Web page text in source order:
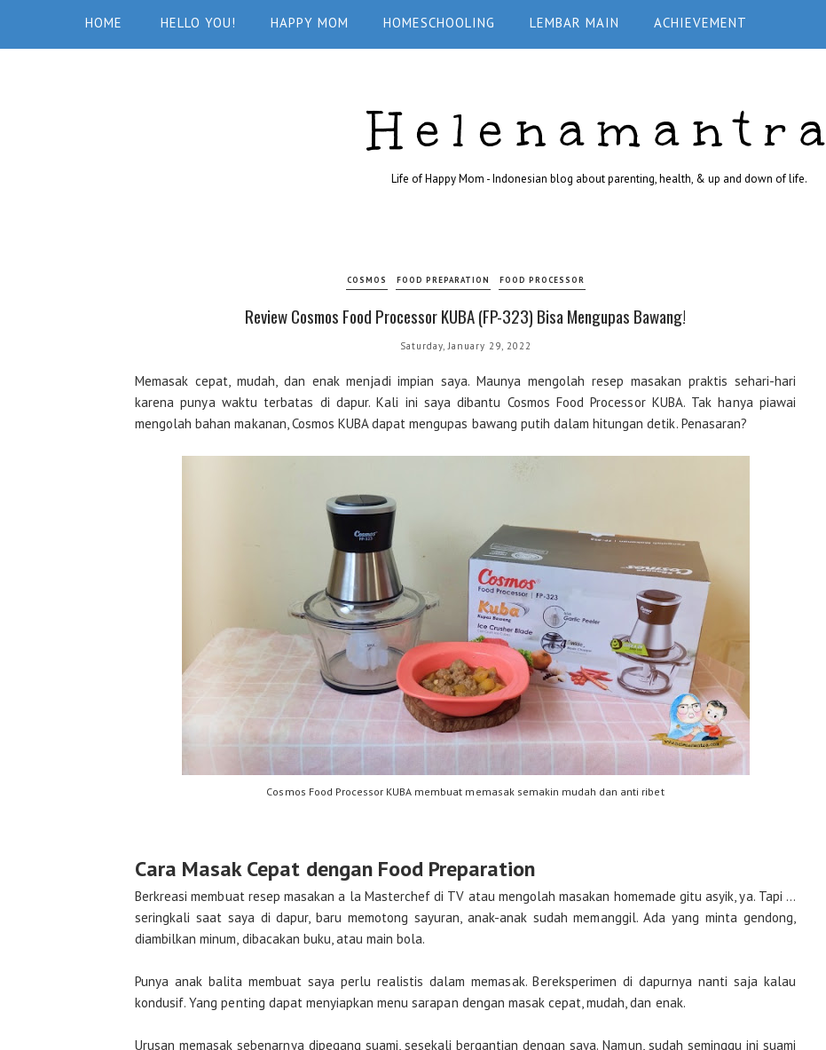
HOME HELLO YOU! HAPPY MOM HOMESCHOOLING LEMBAR MAIN ACHIEVEMENT
Helenamantra
Life of Happy Mom - Indonesian blog about parenting, health, & up and down of life.
COSMOS FOOD PREPARATION FOOD PROCESSOR
Review Cosmos Food Processor KUBA (FP-323) Bisa Mengupas Bawang!
Saturday, January 29, 2022
Memasak cepat, mudah, dan enak menjadi impian saya. Maunya mengolah resep masakan praktis sehari-hari
karena punya waktu terbatas di dapur. Kali ini saya dibantu Cosmos Food Processor KUBA. Tak hanya piawai
mengolah bahan makanan, Cosmos KUBA dapat mengupas bawang putih dalam hitungan detik. Penasaran?
Cosmos Food Processor KUBA membuat memasak semakin mudah dan anti ribet
Cara Masak Cepat dengan Food Preparation
Berkreasi membuat resep masakan a la Masterchef di TV atau mengolah masakan homemade gitu asyik, ya. Tapi …
seringkali saat saya di dapur, baru memotong sayuran, anak-anak sudah memanggil. Ada yang minta gendong,
diambilkan minum, dibacakan buku, atau main bola.
Punya anak balita membuat saya perlu realistis dalam memasak. Bereksperimen di dapurnya nanti saja kalau
kondusif. Yang penting dapat menyiapkan menu sarapan dengan masak cepat, mudah, dan enak.
Urusan memasak sebenarnya dipegang suami, sesekali bergantian dengan saya. Namun, sudah seminggu ini suami